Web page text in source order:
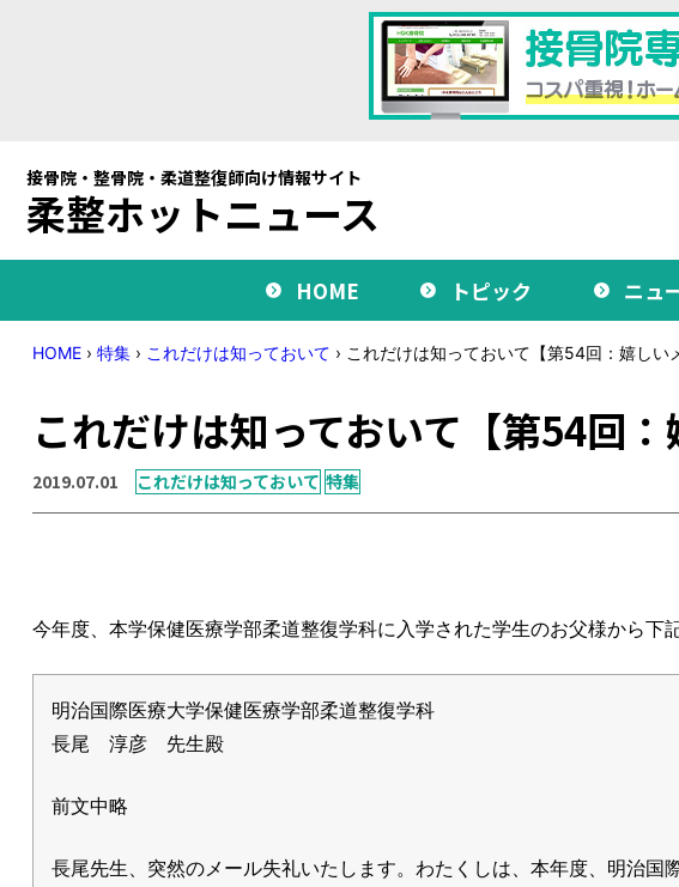
接骨院・整骨院・柔道整復師向け情報サイト
柔整ホットニュース
HOME トピック ニュ
HOME › 特集 › これだけは知っておいて › これだけは知っておいて【第54回：嬉しい
これだけは知っておいて【第54回：
2019.07.01 これだけは知っておいて 特集
今年度、本学保健医療学部柔道整復学科に入学された学生のお父様から下
明治国際医療大学保健医療学部柔道整復学科
長尾 淳彦 先生殿
前文中略
長尾先生、突然のメール失礼いたします。わたくしは、本年度、明治